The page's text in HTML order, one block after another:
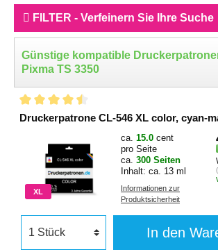
FILTER - Verfeinern Sie Ihre Suche
Günstige kompatible
Pixma TS 3350
Druckerpatrone
XL
ca. 15.0 cent
pro Seite
ca. 300 Seiten
Inhalt: ca. 13 ml
Informationen zur
Produktsicherheit
In den